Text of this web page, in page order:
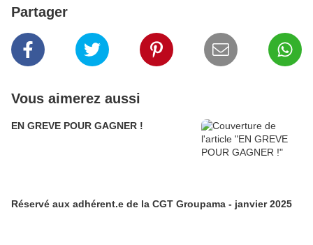
Partager
Vous aimerez aussi
EN GREVE POUR GAGNER !
Réservé aux adhérent.e de la CGT Groupama - janvier 2025